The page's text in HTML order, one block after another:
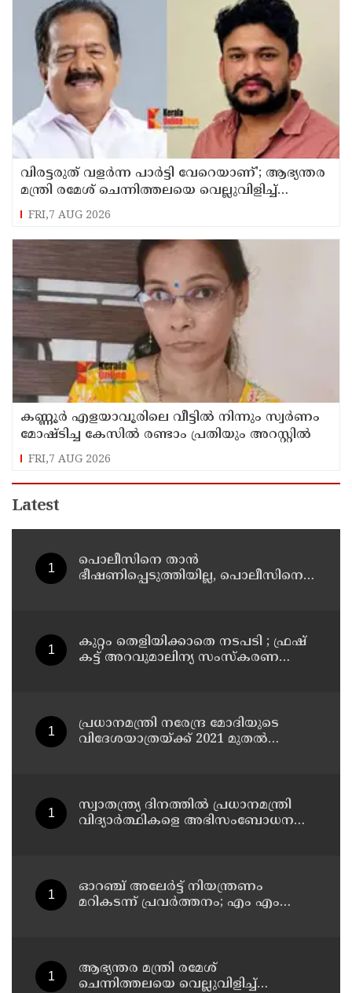
വിരട്ടരുത് വളര്‍ന്ന പാര്‍ട്ടി വേറെയാണ്'; ആഭ്യന്തര
മന്ത്രി രമേശ് ചെന്നിത്തലയെ വെല്ലുവിളിച്ച്
അര്‍ജുന്‍ ആയങ്കി
FRI,7 AUG 2026
കണ്ണൂർ എളയാവൂരിലെ വീട്ടിൽ നിന്നും സ്വർണം
മോഷ്ടിച്ച കേസിൽ രണ്ടാം പ്രതിയും അറസ്റ്റിൽ
FRI,7 AUG 2026
Latest
പൊലീസിനെ താന്‍
ഭീഷണിപ്പെടുത്തിയില്ല, പൊലീസിനെ
അര്‍ജുന്‍ ആയങ്കി
കുറ്റം തെളിയിക്കാതെ നടപടി ; ഫ്രഷ്
കട്ട് അറവുമാലിന്യ സംസ്‌കരണ
പ്രധാനമന്ത്രി നരേന്ദ്ര മോദിയുടെ
വിദേശയാത്രയ്ക്ക് 2021 മുതല്‍
സ്വാതന്ത്ര്യ ദിനത്തില്‍ പ്രധാനമന്ത്രി
വിദ്യാര്‍ത്ഥികളെ അഭിസംബോധന
ഓറഞ്ച് അലേര്‍ട്ട് നിയന്ത്രണം
മറികടന്ന് പ്രവര്‍ത്തനം; എം എം
ആഭ്യന്തര മന്ത്രി രമേശ്
ചെന്നിത്തലയെ വെല്ലുവിളിച്ച്